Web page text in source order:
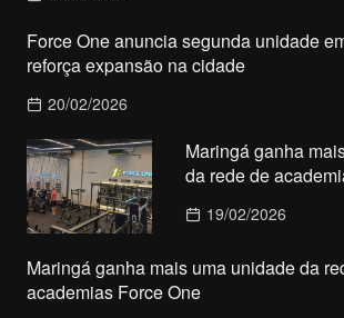
Force One anuncia segunda unidade
reforça expansão na cidade
20/02/2026
Maringá ganha
da rede de
19/02/2026
Maringá ganha mais uma unidade da
academias Force One